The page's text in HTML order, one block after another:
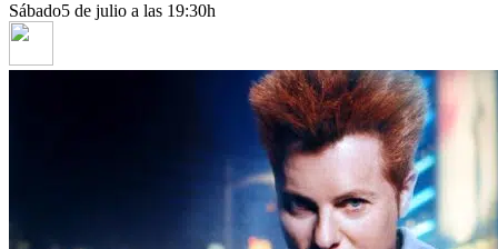
Sábado5 de julio a las 19:30h